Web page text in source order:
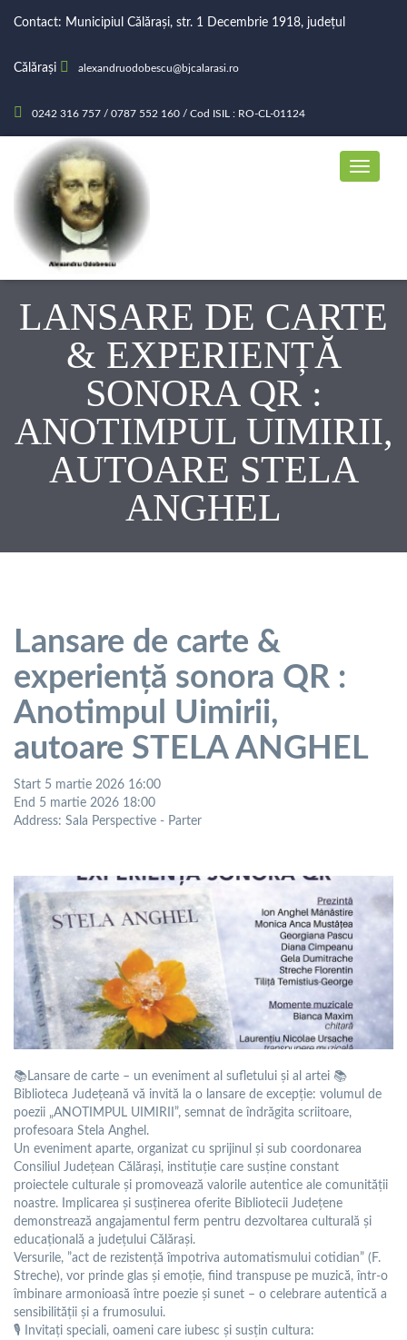
Contact: Municipiul Călărași, str. 1 Decembrie 1918, județul
Călărași alexandruodobescu@bjcalarasi.ro
0242 316 757 / 0787 552 160 / Cod ISIL : RO-CL-01124
LANSARE DE CARTE
& EXPERIENȚĂ
SONORA QR :
ANOTIMPUL UIMIRII,
AUTOARE STELA
ANGHEL
Lansare de carte &
experiență sonora QR :
Anotimpul Uimirii,
autoare STELA ANGHEL
Start 5 martie 2026 16:00
End 5 martie 2026 18:00
Address: Sala Perspective - Parter
📚Lansare de carte – un eveniment al sufletului și al artei 📚
Biblioteca Județeană vă invită la o lansare de excepție: volumul de
poezii „ANOTIMPUL UIMIRII”, semnat de îndrăgita scriitoare,
profesoara Stela Anghel.
Un eveniment aparte, organizat cu sprijinul și sub coordonarea
Consiliul Județean Călărași, instituție care susține constant
proiectele culturale și promovează valorile autentice ale comunității
noastre. Implicarea și susținerea oferite Bibliotecii Județene
demonstrează angajamentul ferm pentru dezvoltarea culturală și
educațională a județului Călărași.
Versurile, ”act de rezistență împotriva automatismului cotidian” (F.
Streche), vor prinde glas și emoție, fiind transpuse pe muzică, într-o
îmbinare armonioasă între poezie și sunet – o celebrare autentică a
sensibilității și a frumosului.
🎙 Invitați speciali, oameni care iubesc și susțin cultura: